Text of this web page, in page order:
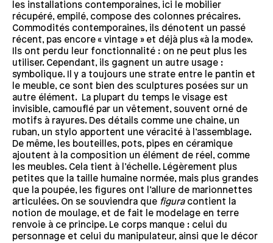
les installations contemporaines, ici le mobilier
récupéré, empilé, compose des colonnes précaires.
Commodités contemporaines, ils dénotent un passé
récent, pas encore « vintage » et déjà plus «à la mode».
Ils ont perdu leur fonctionnalité : on ne peut plus les
utiliser. Cependant, ils gagnent un autre usage :
symbolique. Il y a toujours une strate entre le pantin et
le meuble, ce sont bien des sculptures posées sur un
autre élément. La plupart du temps le visage est
invisible, camouflé par un vêtement, souvent orné de
motifs à rayures. Des détails comme une chaine, un
ruban, un stylo apportent une véracité à l’assemblage.
De même, les bouteilles, pots, pipes en céramique
ajoutent à la composition un élément de réel, comme
les meubles. Cela tient à l’échelle. Légèrement plus
petites que la taille humaine normée, mais plus grandes
que la poupée, les figures ont l’allure de marionnettes
articulées. On se souviendra que figura contient la
notion de moulage, et de fait le modelage en terre
renvoie à ce principe. Le corps manque : celui du
personnage et celui du manipulateur, ainsi que le décor